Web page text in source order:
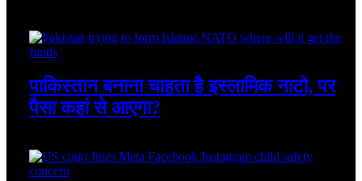
पाकिस्तान बनाना चाहता है इस्लामिक नाटो, पर
पैसा कहां से आएगा?